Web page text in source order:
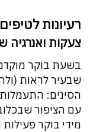
רעיונות
צעקות ואנרגיה
בשעת בוקר
שבעיר לראות
הסינים:
עם הציפור
מידי בוקר